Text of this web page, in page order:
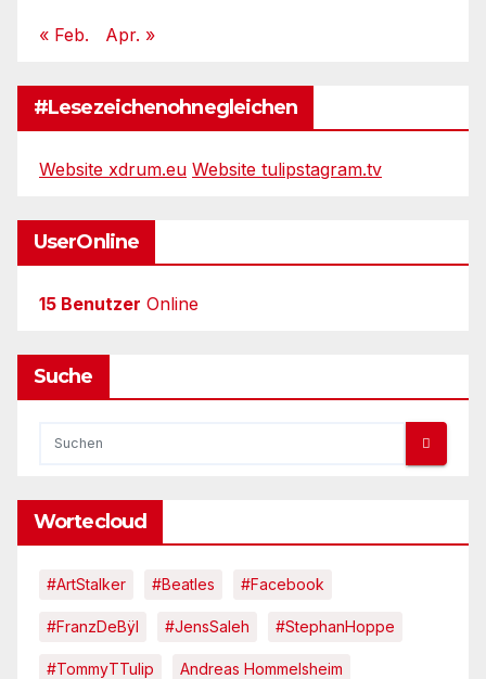
« Feb. Apr. »
#Lesezeichenohnegleichen
Website xdrum.eu Website tulipstagram.tv
UserOnline
15 Benutzer Online
Suche
Wortecloud
#ArtStalker #Beatles #Facebook
#FranzDeBÿl #JensSaleh #StephanHoppe
#TommyTTulip Andreas Hommelsheim